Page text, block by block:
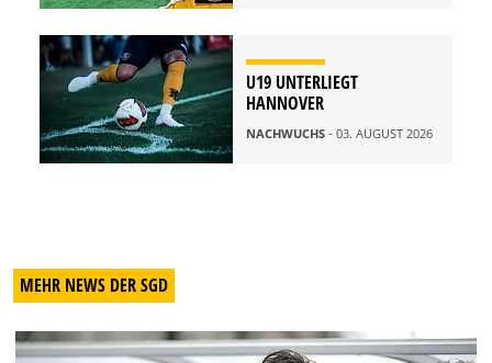
U19 UNTERLIEGT
HANNOVER
NACHWUCHS - 03. AUGUST 2026
MEHR NEWS DER SGD